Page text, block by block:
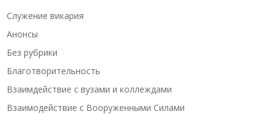
Cлужение викария
Анонсы
Без рубрики
Благотворительность
Взаимдействие с вузами и коллеждами
Взаимодействие с Вооруженными Силами